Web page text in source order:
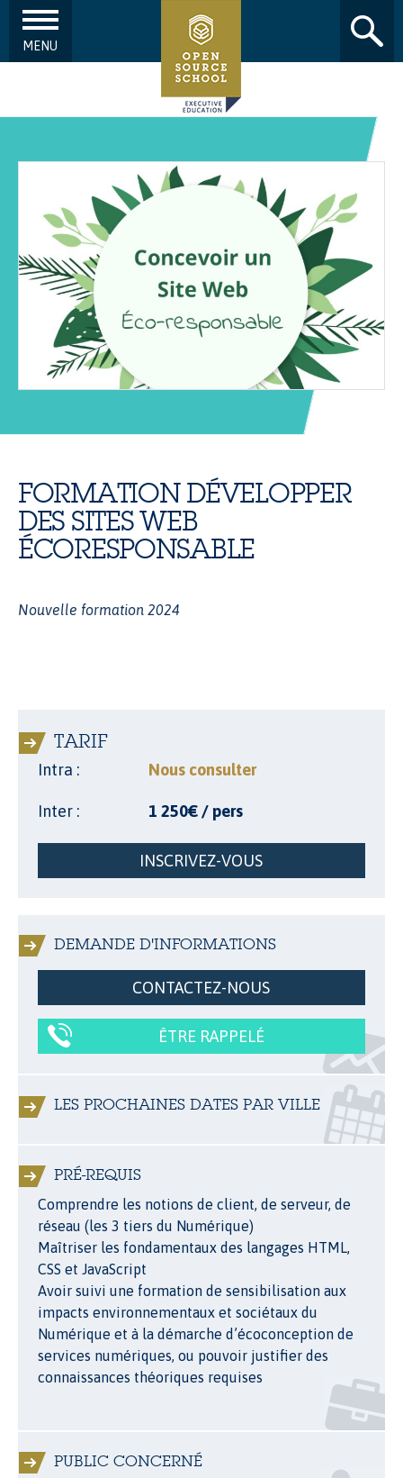
MENU
FORMATION DÉVELOPPER
DES SITES WEB
ÉCORESPONSABLE
Nouvelle formation 2024
TARIF
Intra : Nous consulter
Inter : 1 250€ / pers
INSCRIVEZ-VOUS
DEMANDE D'INFORMATIONS
CONTACTEZ-NOUS
ÊTRE RAPPELÉ
LES PROCHAINES DATES PAR VILLE
PRÉ-REQUIS
Comprendre les notions de client, de serveur, de
réseau (les 3 tiers du Numérique)
Maîtriser les fondamentaux des langages HTML,
CSS et JavaScript
Avoir suivi une formation de sensibilisation aux
impacts environnementaux et sociétaux du
Numérique et à la démarche d’écoconception de
services numériques, ou pouvoir justifier des
connaissances théoriques requises
PUBLIC CONCERNÉ